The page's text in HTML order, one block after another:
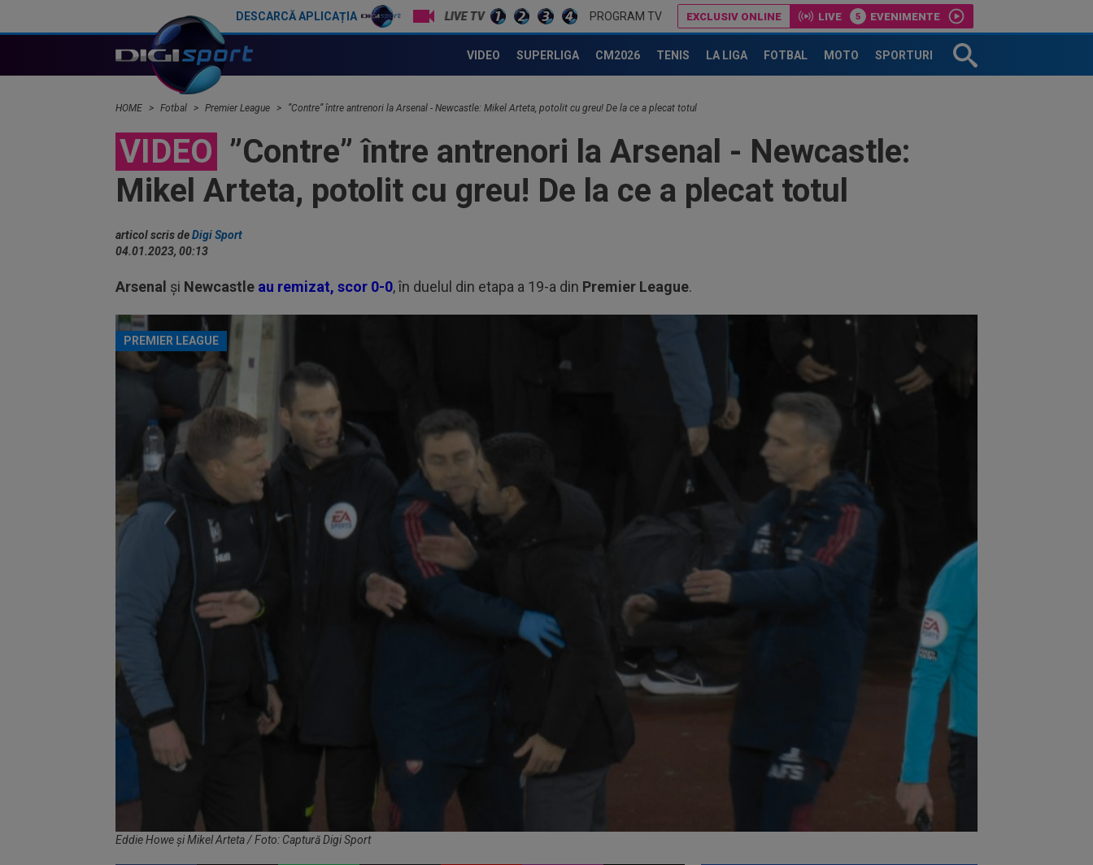
DESCARCĂ APLICAȚIA LIVE TV PROGRAM TV EXCLUSIV ONLINE LIVE EVENIMENTE
VIDEO SUPERLIGA CM2026 TENIS LA LIGA FOTBAL MOTO SPORTURI
HOME Fotbal Premier League ”Contre” între antrenori la Arsenal - Newcastle: Mikel Arteta, potolit cu greu! De la ce a plecat totul
VIDEO ”Contre” între antrenori la Arsenal - Newcastle:
Mikel Arteta, potolit cu greu! De la ce a plecat totul
articol scris deDigi Sport
04.01.2023, 00:13
Arsenal și Newcastle au remizat, scor 0-0, în duelul din etapa a 19-a din Premier League.
PREMIER LEAGUE
Eddie Howe și Mikel Arteta / Foto: Captură Digi Sport
Dinamo a făcut un nou transfer!
Andrei Nicolescu: ”E peste nivelul din...
A semnat la o zi după
ce a jucat în KuPS - Universitatea Craiova
Ce se întâmplă cu Denis Alibec:
Sabău a făcut anunțul
S-a decis! Pleacă de la
Barcelona, după doar un singur sezon